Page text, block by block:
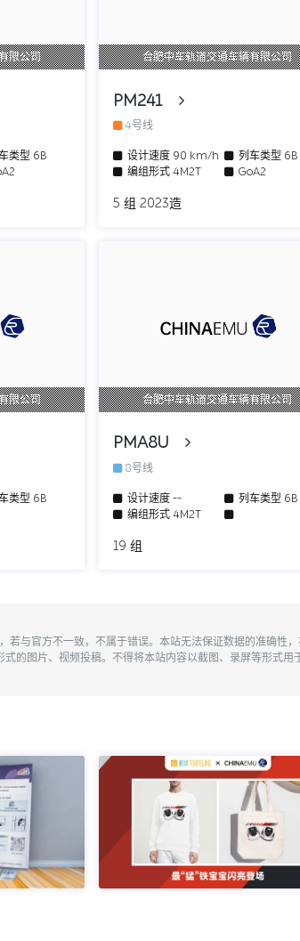
限公司
类型 6B
合肥中车轨道交通车辆有限公司
PM241
4号线
设计速度 90 km/h 列车类型 6B
编组形式 4M2T GoA2
5 组 2023造
限公司
类型 6B
合肥中车轨道交通车辆有限公司
PMA8U
8号线
设计速度 -- 列车类型 6B
编组形式 4M2T
19 组
与官方不一致，不属于错误。本站无法保证数据的准确性
的图片、视频投稿。不得将本站内容以截图、录屏等形式用